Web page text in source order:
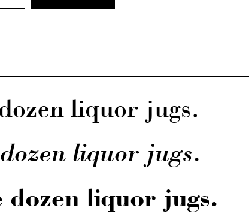
liquor jugs.
liquor jugs.
liquor jugs.